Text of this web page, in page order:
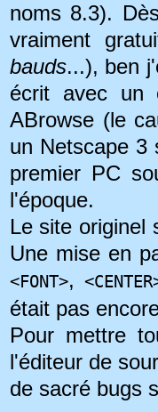
noms 8.3).
vraiment
bauds...), ben
écrit avec un
ABrowse (le
un Netscape 3
premier PC
l'époque.
Le site originel
Une mise en
<FONT>,
était pas
Pour mettre
l'éditeur de
de sacré bugs